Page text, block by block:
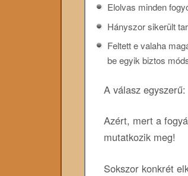
Elolvas minden
Hányszor sikerült
Feltett e valaha
be egyik biztos
A válasz egyszerű:
Azért, mert a
mutatkozik meg!
Sokszor konkrét